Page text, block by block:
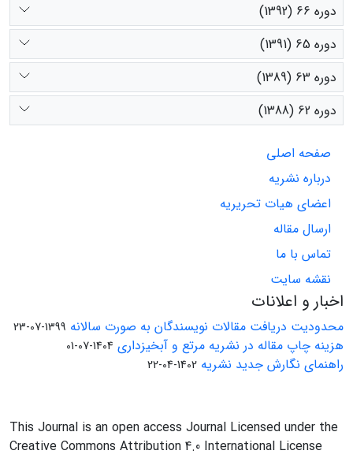
دوره 66 (1392)
دوره 65 (1391)
دوره 63 (1389)
دوره 62 (1388)
صفحه اصلی
درباره نشریه
اعضای هیات تحریریه
ارسال مقاله
تماس با ما
نقشه سایت
اخبار و اعلانات
محدودیت دریافت مقالات نویسندگان به صورت سالانه 1399-07-23
هزینه چاپ مقاله در نشریه مرتع و آبخیزداری 1404-07-01
راهنمای نگارش جدید نشریه 1402-04-22
This Journal is an open access Journal Licensed under the
Creative Commons Attribution 4.0 International License